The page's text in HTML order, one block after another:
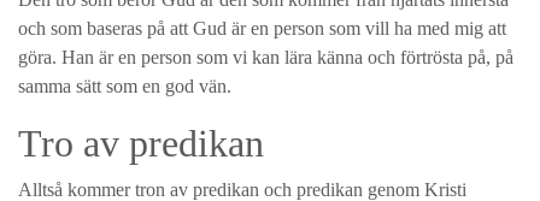
och som baseras på att Gud är en person som vill ha med mig att
göra. Han är en person som vi kan lära känna och förtrösta på, på
samma sätt som en god vän.
Tro av predikan
Alltså kommer tron av predikan och predikan genom Kristi